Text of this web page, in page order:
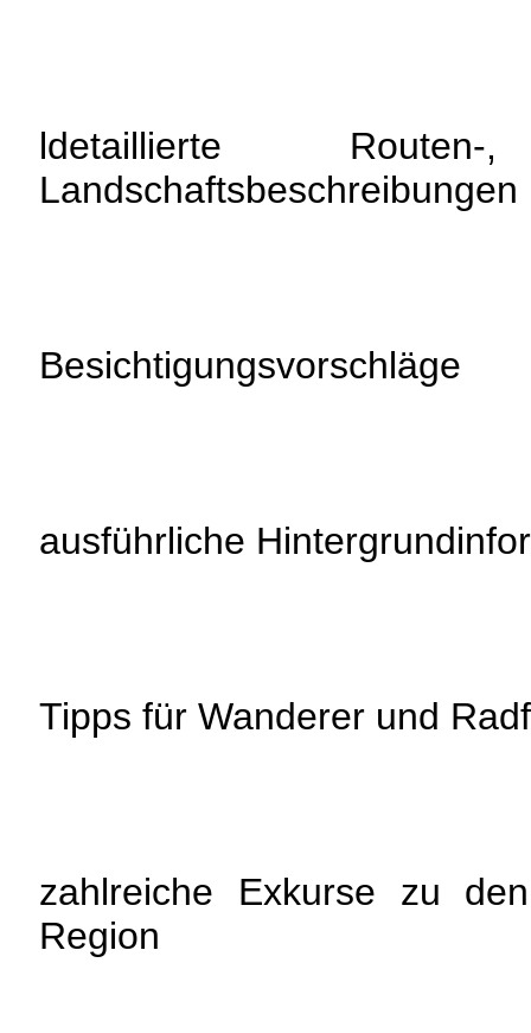
ldetaillierte
Landschaftsbeschreibungen
Besichtigungsvorschläge
ausführliche
Tipps für Wanderer und
zahlreiche Exkurse zu
Region